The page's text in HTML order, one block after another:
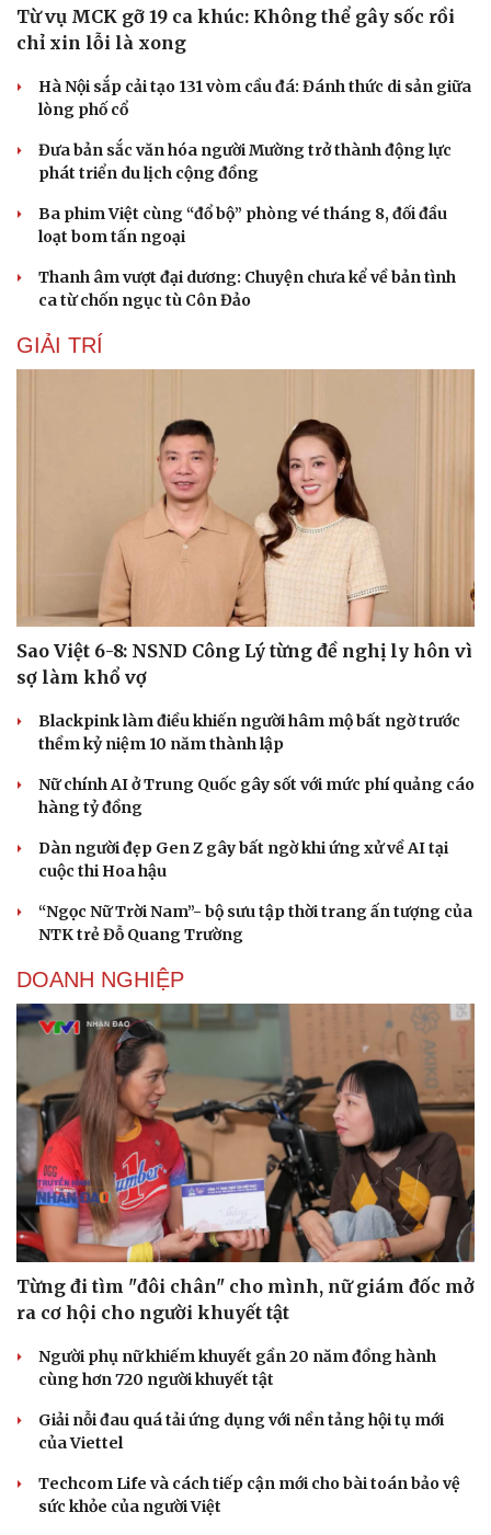
Từ vụ MCK gỡ 19 ca khúc: Không thể gây sốc rồi
chỉ xin lỗi là xong
Hà Nội sắp cải tạo 131 vòm cầu đá: Đánh thức di sản giữa
lòng phố cổ
Đưa bản sắc văn hóa người Mường trở thành động lực
phát triển du lịch cộng đồng
Ba phim Việt cùng “đổ bộ” phòng vé tháng 8, đối đầu
loạt bom tấn ngoại
Thanh âm vượt đại dương: Chuyện chưa kể về bản tình
ca từ chốn ngục tù Côn Đảo
GIẢI TRÍ
Sao Việt 6-8: NSND Công Lý từng đề nghị ly hôn vì
sợ làm khổ vợ
Blackpink làm điều khiến người hâm mộ bất ngờ trước
thềm kỷ niệm 10 năm thành lập
Nữ chính AI ở Trung Quốc gây sốt với mức phí quảng cáo
hàng tỷ đồng
Dàn người đẹp Gen Z gây bất ngờ khi ứng xử về AI tại
cuộc thi Hoa hậu
“Ngọc Nữ Trời Nam”- bộ sưu tập thời trang ấn tượng của
NTK trẻ Đỗ Quang Trường
DOANH NGHIỆP
Từng đi tìm "đôi chân" cho mình, nữ giám đốc mở
ra cơ hội cho người khuyết tật
Người phụ nữ khiếm khuyết gần 20 năm đồng hành
cùng hơn 720 người khuyết tật
Giải nỗi đau quá tải ứng dụng với nền tảng hội tụ mới
của Viettel
Techcom Life và cách tiếp cận mới cho bài toán bảo vệ
sức khỏe của người Việt